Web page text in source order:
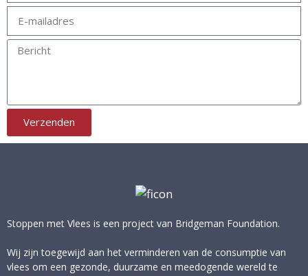
Verzenden
Stoppen met Vlees is een project van Bridgeman Foundation.
Wij zijn toegewijd aan het verminderen van de consumptie van
vlees om een gezonde, duurzame en meedogende wereld te